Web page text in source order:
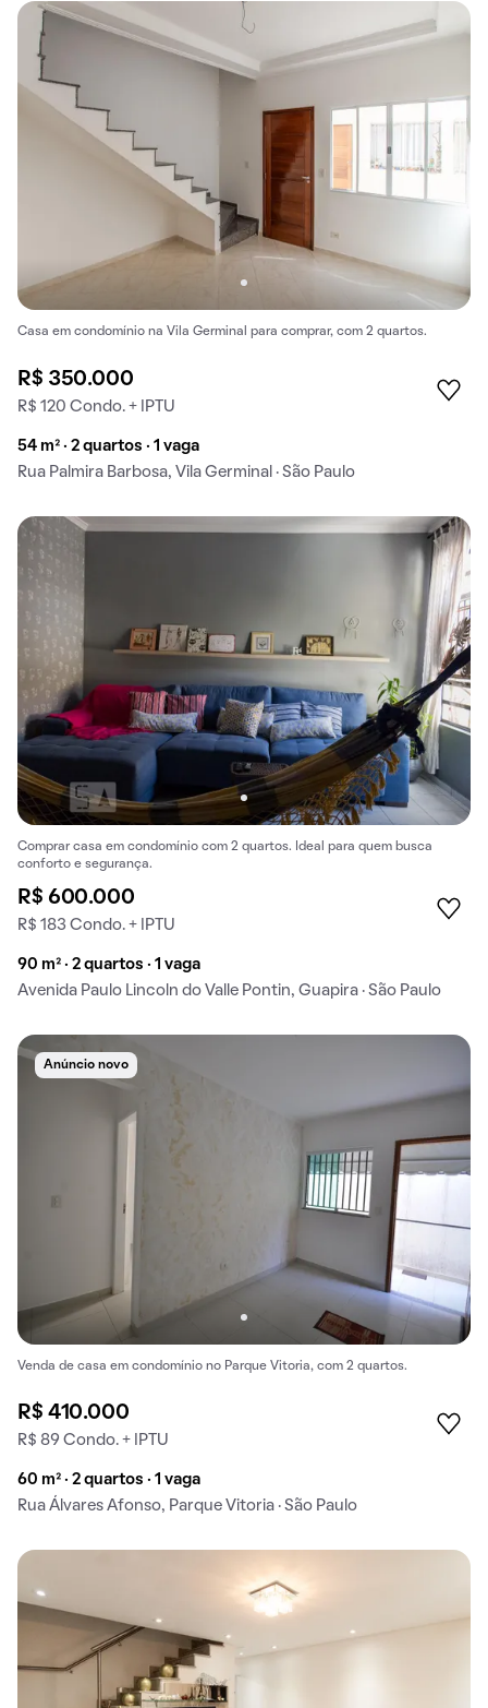
Casa em condomínio na Vila Germinal para comprar, com 2 quartos.
R$ 350.000
R$ 120 Condo. + IPTU
54 m² · 2 quartos · 1 vaga
Rua Palmira Barbosa, Vila Germinal · São Paulo
Comprar casa em condomínio com 2 quartos. Ideal para quem busca
conforto e segurança.
R$ 600.000
R$ 183 Condo. + IPTU
90 m² · 2 quartos · 1 vaga
Avenida Paulo Lincoln do Valle Pontin, Guapira · São Paulo
Anúncio novo
Venda de casa em condomínio no Parque Vitoria, com 2 quartos.
R$ 410.000
R$ 89 Condo. + IPTU
60 m² · 2 quartos · 1 vaga
Rua Álvares Afonso, Parque Vitoria · São Paulo